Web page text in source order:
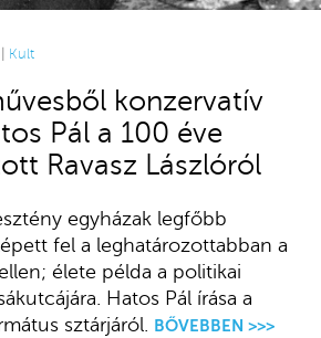
Kult
konzervatív
Pál a 100 éve
Ravasz Lászlóról
egyházak legfőbb
fel a leghatározottabban a
élete példa a politikai
Hatos Pál írása a
sztárjáról. BŐVEBBEN >>>